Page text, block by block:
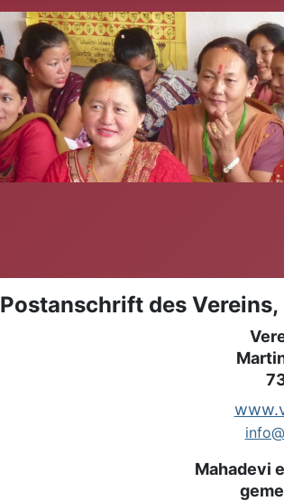
Postanschrift des
Mahadevi